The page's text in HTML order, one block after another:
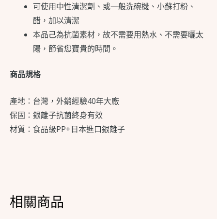
可使用中性清潔劑、或一般洗碗機、小蘇打粉、
醋，加以清潔
本品己為抗菌素材，故不需要用熱水、不需要曬太
陽，節省您寶貴的時間。
商品規格
產地：台灣，外銷經驗40年大廠
保固：銀離子抗菌終身有效
材質：食品級PP+日本進口銀離子
相關商品